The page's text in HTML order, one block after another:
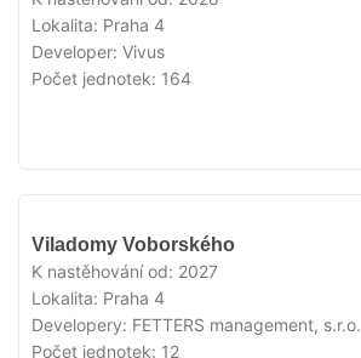
Lokalita: Praha 4
Developer: Vivus
Počet jednotek: 164
Viladomy Voborského
K nastěhování od: 2027
Lokalita: Praha 4
Developery: FETTERS management, s.r.o.
Počet jednotek: 12